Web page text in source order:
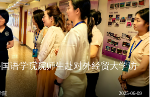
语学院院师生赴对外经贸大学访
院 2025-06-09